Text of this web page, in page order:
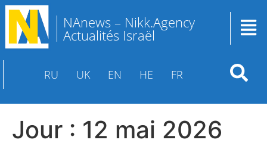
NAnews – Nikk.Agency
Actualités Israël
RU UK EN HE FR
Jour : 12 mai 2026